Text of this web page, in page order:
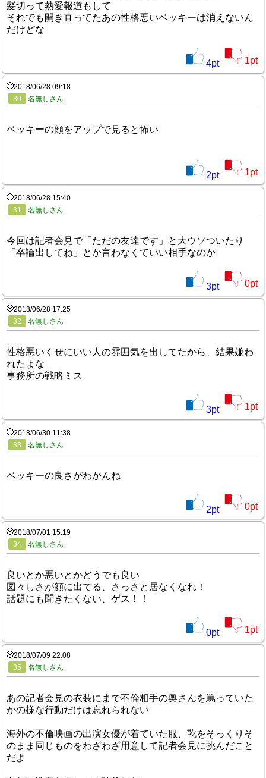
髪切って熱愛報道もして
それでも開き直ってたあの性格悪いベッキーは消えないん
だけどな
4pt 1pt
2018/06/28 09:18
30
名無しさん
ベッキーの顔をアップで見ると怖い
2pt 1pt
2018/06/28 15:40
31
名無しさん
今回は記者会見で「ただの友達です」と大ウソついたり
「卒論出してね」とか言わなくていい相手なのか
3pt 0pt
2018/06/28 17:25
32
名無しさん
性格悪いくせにいい人の雰囲気を出してたから、結果嫌わ
れたよな
事務所の戦略ミス
3pt 1pt
2018/06/30 11:38
33
名無しさん
ベッキーの良さがわかんね
2pt 0pt
2018/07/01 15:19
34
名無しさん
良いとか悪いとかどうでも良い
図々しさが顔に出てる、さっさと居なくなれ！
話題にも聞きたくない、ゲス！！
0pt 1pt
2018/07/09 22:08
35
名無しさん
あの記者会見の衣装にまで不倫相手の奥さんを罵っていた
かの様な行動だけは忘れられない
海外の不倫映画の出演女優が着ていた服、靴をそっくりそ
のまま同じものをわざわざ用意して記者会見に挑んだこと
だよ